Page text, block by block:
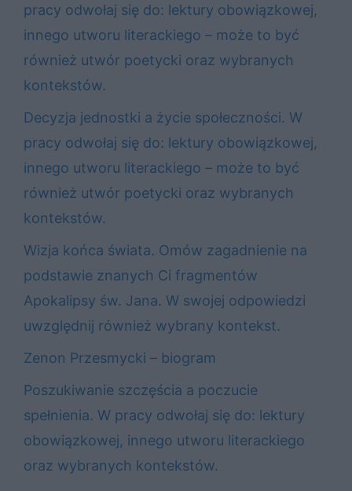
pracy odwołaj się do: lektury obowiązkowej,
innego utworu literackiego – może to być
również utwór poetycki oraz wybranych
kontekstów.
Decyzja jednostki a życie społeczności. W
pracy odwołaj się do: lektury obowiązkowej,
innego utworu literackiego – może to być
również utwór poetycki oraz wybranych
kontekstów.
Wizja końca świata. Omów zagadnienie na
podstawie znanych Ci fragmentów
Apokalipsy św. Jana. W swojej odpowiedzi
uwzględnij również wybrany kontekst.
Zenon Przesmycki – biogram
Poszukiwanie szczęścia a poczucie
spełnienia. W pracy odwołaj się do: lektury
obowiązkowej, innego utworu literackiego
oraz wybranych kontekstów.